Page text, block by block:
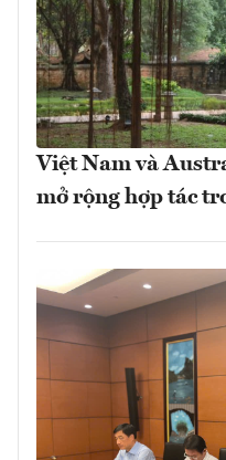
Việt Nam và
mở rộng hợp tác